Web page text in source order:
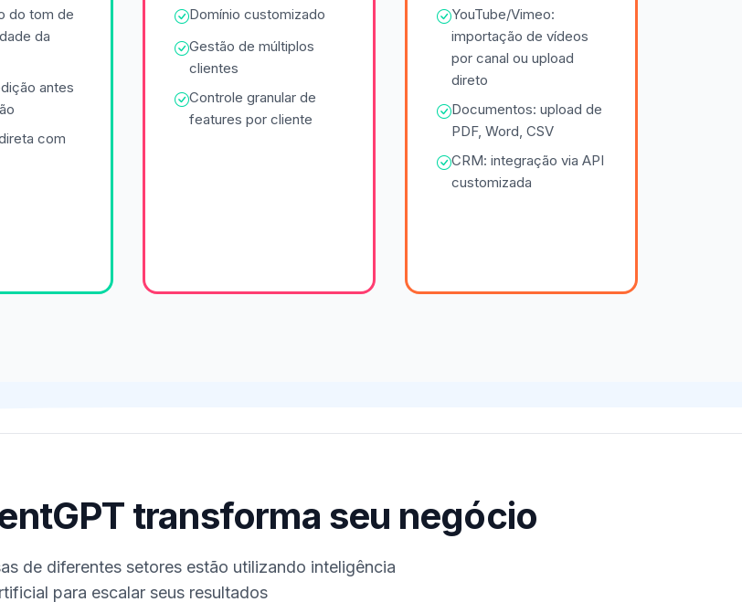
do tom de
da
antes
com
Domínio customizado
Gestão de múltiplos
clientes
Controle granular de
features por cliente
YouTube/Vimeo:
importação de vídeos
por canal ou upload
direto
Documentos: upload de
PDF, Word, CSV
CRM: integração via API
customizada
transforma seu negócio
de diferentes setores estão utilizando inteligência
para escalar seus resultados